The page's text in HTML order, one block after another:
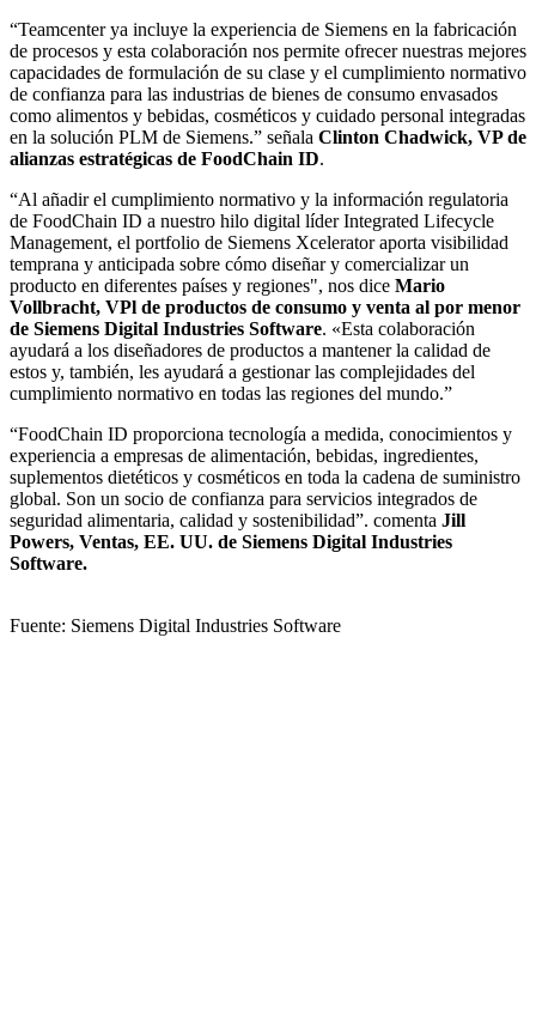
“Teamcenter ya incluye la experiencia de Siemens en la fabricación
de procesos y esta colaboración nos permite ofrecer nuestras mejores
capacidades de formulación de su clase y el cumplimiento normativo
de confianza para las industrias de bienes de consumo envasados
como alimentos y bebidas, cosméticos y cuidado personal integradas
en la solución PLM de Siemens.” señala Clinton Chadwick, VP de
alianzas estratégicas de FoodChain ID.
“Al añadir el cumplimiento normativo y la información regulatoria
de FoodChain ID a nuestro hilo digital líder Integrated Lifecycle
Management, el portfolio de Siemens Xcelerator aporta visibilidad
temprana y anticipada sobre cómo diseñar y comercializar un
producto en diferentes países y regiones", nos dice Mario
Vollbracht, VPl de productos de consumo y venta al por menor
de Siemens Digital Industries Software. «Esta colaboración
ayudará a los diseñadores de productos a mantener la calidad de
estos y, también, les ayudará a gestionar las complejidades del
cumplimiento normativo en todas las regiones del mundo.”
“FoodChain ID proporciona tecnología a medida, conocimientos y
experiencia a empresas de alimentación, bebidas, ingredientes,
suplementos dietéticos y cosméticos en toda la cadena de suministro
global. Son un socio de confianza para servicios integrados de
seguridad alimentaria, calidad y sostenibilidad”. comenta Jill
Powers, Ventas, EE. UU. de Siemens Digital Industries
Software.
Fuente: Siemens Digital Industries Software